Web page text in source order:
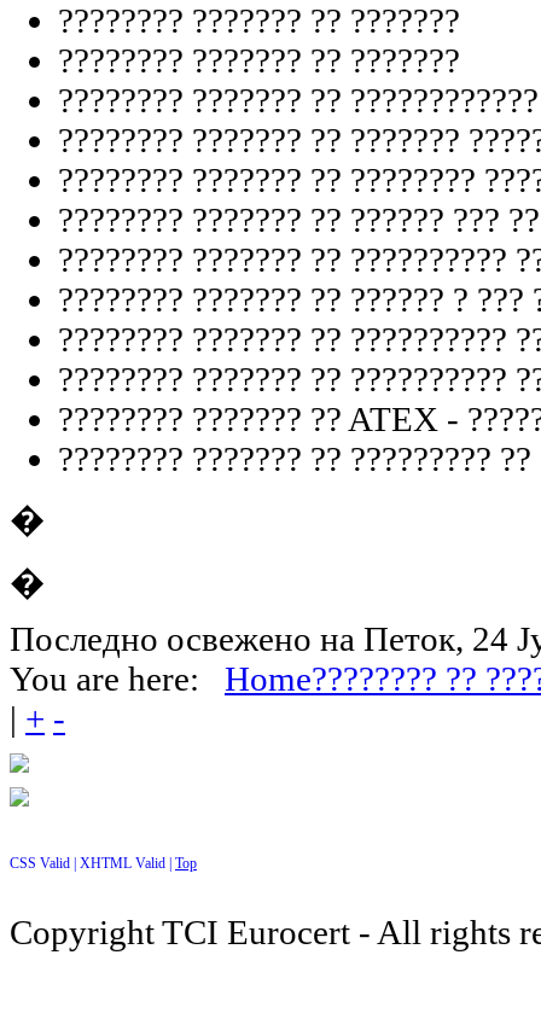
???????? ??????? ?? ???????
???????? ??????? ?? ???????
???????? ??????? ?? ????????????
???????? ??????? ?? ???????
???????? ??????? ?? ????????
???????? ??????? ?? ?????? ???
???????? ??????? ?? ??????????
???????? ??????? ?? ?????? ? ???
???????? ??????? ?? ??????????
???????? ??????? ?? ??????????
???????? ??????? ?? ATEX -
???????? ??????? ?? ?????????
�
�
Последно освежено на Петок, 24
You are here: Home???????? ??
| + -
CSS Valid | XHTML Valid | Top
Copyright TCI Eurocert - All rights